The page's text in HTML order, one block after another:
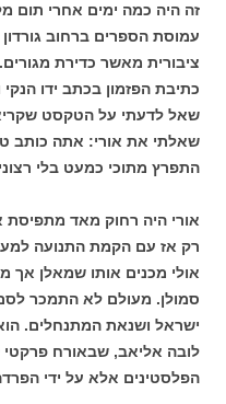
זה היה כמה ימים אחרי תום
עמוסת הספרים ברחוב
ציבורית מאשר כדירת
כתיבת הפזמון בכתב ידו הנקי
שאל לדעתי על הטקסט
שאלתי את אורי: אתה כותב
התפרץ מתוכי כמעט בלי
אורי היה רחוק מאד
רק אז עם הקמת התנועה
אולי מכנים אותו שמאלן אך
סמולן. מעולם לא התמכר
ישראל ושנאת המתנחלים.
לובה אליאב, שבאורח
הפלסטינים אלא על ידי